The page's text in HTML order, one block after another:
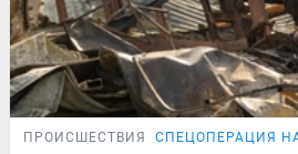
ПРОИСШЕСТВИЯ СПЕЦОПЕРАЦИЯ